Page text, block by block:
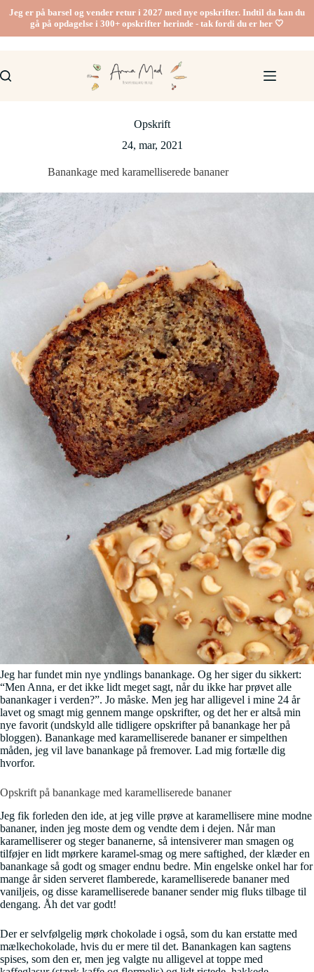
indhold
Jeg er på barsel og vender retur i 2027 med nye opskrifter. Indtil da kan du
gå på opdagelse i 300+ opskrifter herinde - tak fordi du er her 🤍
Opskrift
24, mar, 2021
Banankage med karamelliserede bananer
Jeg har fundet min nye yndlings banankage. Og her siger du sikkert:
“Men Anna, er det ikke lidt meget sagt, når du ikke har prøvet alle
banankager i verden?”. Jo måske. Men jeg har alligevel i mine 24 år
lavet og smagt mig gennem mange opskrifter, og det her er altså min
nye favorit (undskyld alle tidligere opskrifter på banankage her på
bloggen). Banankage med karamelliserede bananer er simpelthen
måden, jeg vil lave banankage på fremover. Lad mig fortælle dig
hvorfor.
Opskrift på banankage med karamelliserede bananer
Jeg fik forleden den ide, at jeg ville prøve at karamellisere mine modne
bananer, inden jeg moste dem og vendte dem i dejen. Når man
karamelliserer og steger bananerne, så intensiverer man smagen og
tilføjer en lidt mørkere karamel-smag og mere saftighed, der klæder en
banankage så godt og smager endnu bedre. Min engelske onkel har for
mange år siden serveret flamberede, karamelliserede bananer med
vaniljeis, og disse karamelliserede bananer sender mig fluks tilbage til
dengang. Åh det var godt!
Der er selvfølgelig mørk chokolade i også, som du kan erstatte med
mælkechokolade, hvis du er mere til det. Banankagen kan sagtens
spises, som den er, men jeg valgte nu alligevel at toppe med